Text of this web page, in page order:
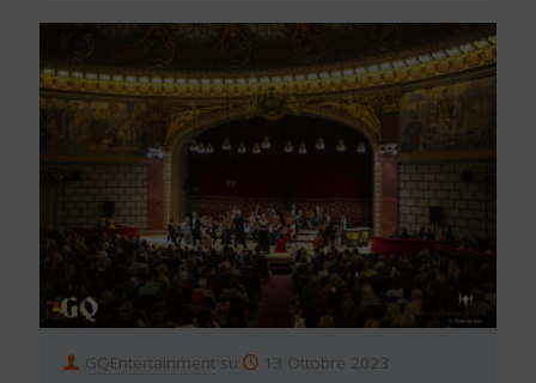
GQEntertainment su 13 Ottobre 2023